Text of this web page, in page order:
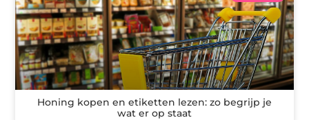
Honing kopen en etiketten lezen: zo begrijp je
wat er op staat